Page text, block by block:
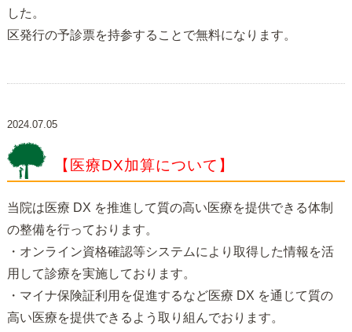
した。
区発行の予診票を持参することで無料になります。
2024.07.05
【医療DX加算について】
当院は医療 DX を推進して質の高い医療を提供できる体制
の整備を行っております。
・オンライン資格確認等システムにより取得した情報を活
用して診療を実施しております。
・マイナ保険証利用を促進するなど医療 DX を通じて質の
高い医療を提供できるよう取り組んでおります。